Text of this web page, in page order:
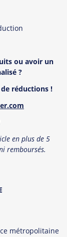
ou avoir un
?
réductions !
en plus de 5
remboursés.
métropolitaine